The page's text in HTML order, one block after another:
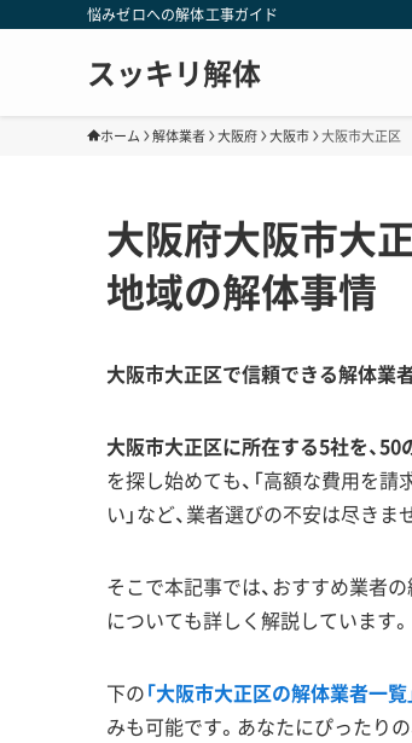
悩みゼロへの解体工事ガイド
スッキリ解体
ホーム 解体業者 大阪府 大阪市 大阪市大正区
大阪府大阪市大
地域の解体事情
大阪市大正区で信頼できる解体業
大阪市大正区に所在する5社を、50
を探し始めても、「高額な費用を
い」など、業者選びの不安は尽きま
そこで本記事では、おすすめ業者の
についても詳しく解説しています。
下の「大阪市大正区の解体業者一覧
みも可能です。あなたにぴったり